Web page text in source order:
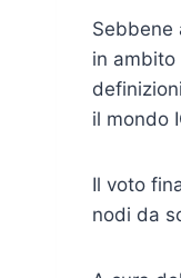
Sebbene
in ambito
il mondo
Il voto
nodi da